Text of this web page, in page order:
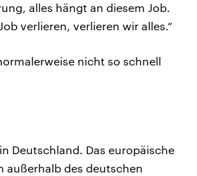
alles hängt an diesem Job.
verlieren, verlieren wir alles.“
nicht so schnell
Deutschland. Das europäische
außerhalb des deutschen